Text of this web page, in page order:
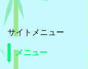
サイトメニュー
メニュー